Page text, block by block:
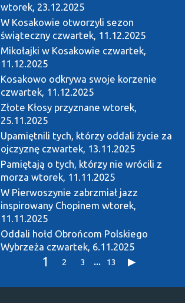
wtorek, 23.12.2025
W Kosakowie otworzyli sezon
świąteczny czwartek, 11.12.2025
Mikołajki w Kosakowie czwartek,
11.12.2025
Kosakowo odkrywa swoje korzenie
czwartek, 11.12.2025
Złote Kłosy przyznane wtorek,
25.11.2025
Upamiętnili tych, którzy oddali życie za
ojczyznę czwartek, 13.11.2025
Pamiętają o tych, którzy nie wrócili z
morza wtorek, 11.11.2025
W Pierwoszynie zabrzmiał jazz
inspirowany Chopinem wtorek,
11.11.2025
Oddali hołd Obrońcom Polskiego
Wybrzeża czwartek, 6.11.2025
1 2 3 ... 13